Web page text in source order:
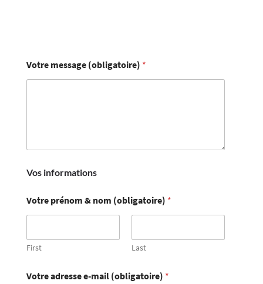
Votre message (obligatoire) *
Vos informations
Votre prénom & nom (obligatoire) *
First Last
Votre adresse e-mail (obligatoire) *